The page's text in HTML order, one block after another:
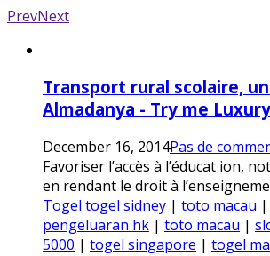
PrevNext
Transport rural scolaire,
Almadanya - Try me
December 16, 2014Pas de
Favoriser l’accès à l’éducat ion,
en rendant le droit à
Togel togel sidney | toto macau |
pengeluaran hk | toto macau |
5000 | togel singapore | togel